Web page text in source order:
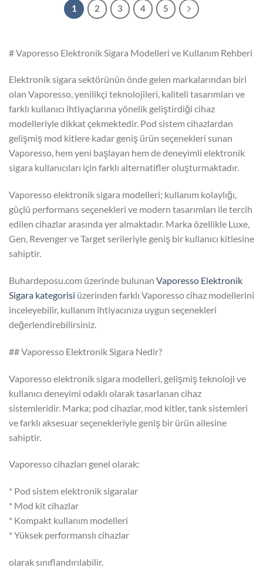
1 2 3 4 5
# Vaporesso Elektronik Sigara Modelleri ve Kullanım Rehberi
Elektronik sigara sektörünün önde gelen markalarından biri
olan Vaporesso, yenilikçi teknolojileri, kaliteli tasarımları ve
farklı kullanıcı ihtiyaçlarına yönelik geliştirdiği cihaz
modelleriyle dikkat çekmektedir. Pod sistem cihazlardan
gelişmiş mod kitlere kadar geniş ürün seçenekleri sunan
Vaporesso, hem yeni başlayan hem de deneyimli elektronik
sigara kullanıcıları için farklı alternatifler oluşturmaktadır.
Vaporesso elektronik sigara modelleri; kullanım kolaylığı,
güçlü performans seçenekleri ve modern tasarımları ile tercih
edilen cihazlar arasında yer almaktadır. Marka özellikle Luxe,
Gen, Revenger ve Target serileriyle geniş bir kullanıcı kitlesine
sahiptir.
Buhardeposu.com üzerinde bulunan Vaporesso Elektronik
Sigara kategorisi üzerinden farklı Vaporesso cihaz modellerini
inceleyebilir, kullanım ihtiyacınıza uygun seçenekleri
değerlendirebilirsiniz.
## Vaporesso Elektronik Sigara Nedir?
Vaporesso elektronik sigara modelleri, gelişmiş teknoloji ve
kullanıcı deneyimi odaklı olarak tasarlanan cihaz
sistemleridir. Marka; pod cihazlar, mod kitler, tank sistemleri
ve farklı aksesuar seçenekleriyle geniş bir ürün ailesine
sahiptir.
Vaporesso cihazları genel olarak:
* Pod sistem elektronik sigaralar
* Mod kit cihazlar
* Kompakt kullanım modelleri
* Yüksek performanslı cihazlar
olarak sınıflandırılabilir.